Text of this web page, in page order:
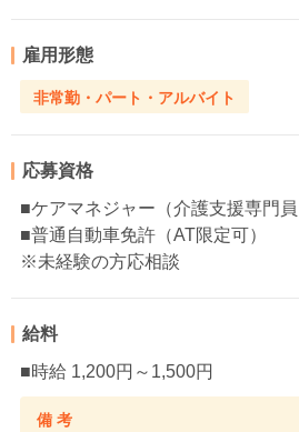
雇用形態
非常勤・パート・アルバイト
応募資格
■ケアマネジャー（介護支援専門
■普通自動車免許（AT限定可）
※未経験の方応相談
給料
■時給 1,200円～1,500円
備 考